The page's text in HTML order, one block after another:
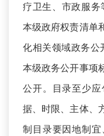
疗卫生、市政服
本级政府权责清单
化相关领域政务
本级政务公开事项
公开。目录至少
据、时限、主体、
制目录要因地制